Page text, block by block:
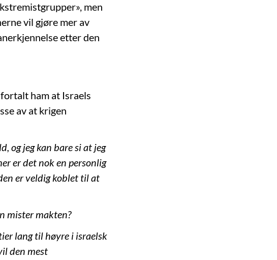
men
vil gjøre mer av
etter den
ham at Israels
av at krigen
og jeg kan bare si at jeg
er det nok en personlig
er veldig koblet til at
mister makten?
lang til høyre i israelsk
den mest